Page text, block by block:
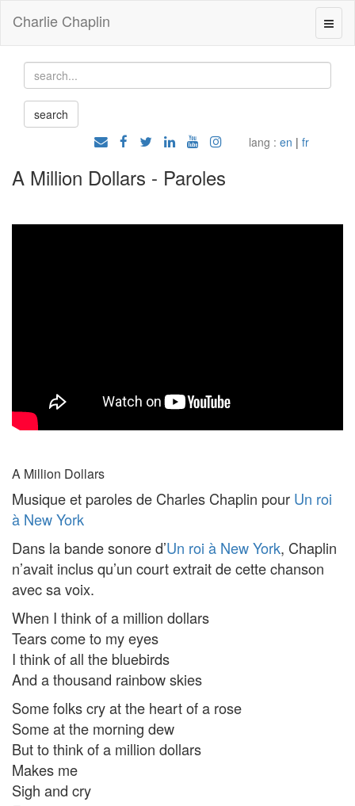
Charlie Chaplin
lang : en | fr
A Million Dollars - Paroles
A Million Dollars
Musique et paroles de Charles Chaplin pour Un roi
à New York
Dans la bande sonore d’Un roi à New York, Chaplin
n’avait inclus qu’un court extrait de cette chanson
avec sa voix.
When I think of a million dollars
Tears come to my eyes
I think of all the bluebirds
And a thousand rainbow skies
Some folks cry at the heart of a rose
Some at the morning dew
But to think of a million dollars
Makes me
Sigh and cry